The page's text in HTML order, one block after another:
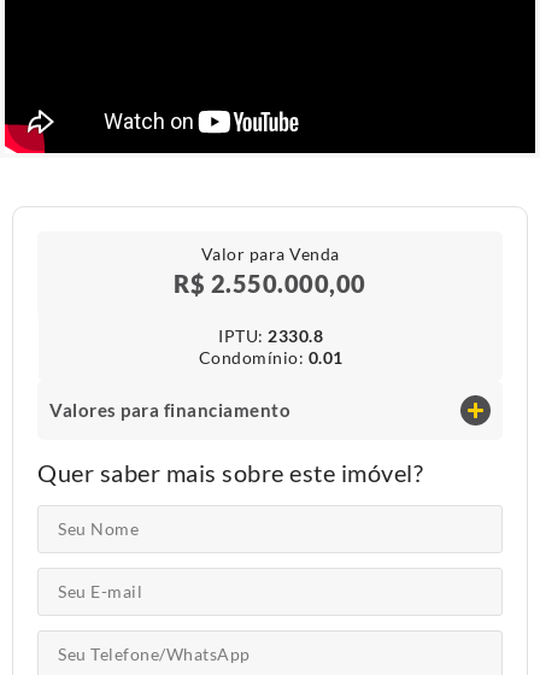
Valor para Venda
R$ 2.550.000,00
IPTU​: 2330.8
Condomínio​: 0.01
Valores para financiamento
Quer saber mais sobre este imóvel?